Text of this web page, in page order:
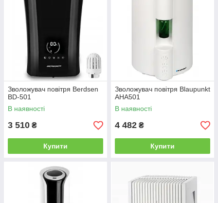
Зволожувач повітря Berdsen
BD-501
В наявності
3 510 ₴
Купити
Зволожувач повітря Blaupunkt
AHA501
В наявності
4 482 ₴
Купити